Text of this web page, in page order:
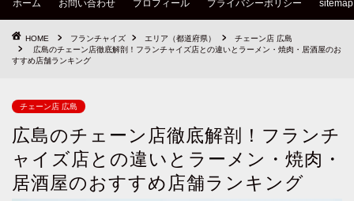
ホーム お問い合わせ プロフィール プライバシーポリシー sitemap
HOME フランチャイズ エリア（都道府県）
チェーン店 広島
広島のチェーン店徹底解剖！フランチャイズ店との違いとラーメン・焼肉・居酒屋のお
すすめ店舗ランキング
チェーン店 広島
広島のチェーン店徹底解剖！フランチ
ャイズ店との違いとラーメン・焼肉・
居酒屋のおすすめ店舗ランキング